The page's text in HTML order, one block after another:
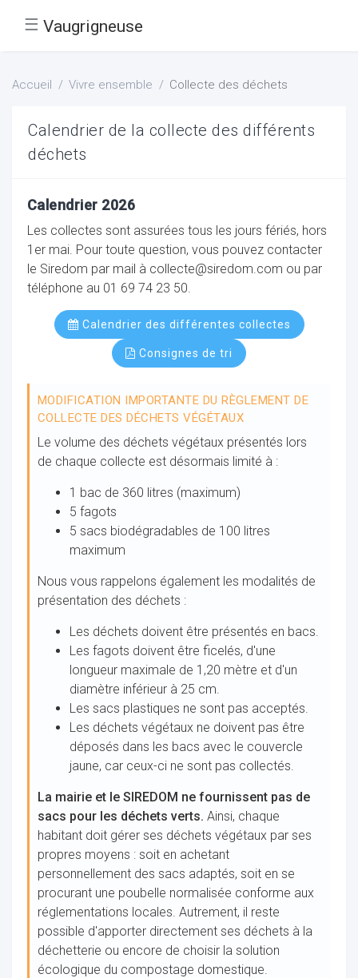
☰ Vaugrigneuse
Accueil Vivre ensemble Collecte des déchets
Calendrier de la collecte des différents
déchets
Calendrier 2026
Les collectes sont assurées tous les jours fériés, hors
1er mai. Pour toute question, vous pouvez contacter
le Siredom par mail à collecte@siredom.com ou par
téléphone au 01 69 74 23 50.
Calendrier des différentes collectes
Consignes de tri
MODIFICATION IMPORTANTE DU RÈGLEMENT DE
COLLECTE DES DÉCHETS VÉGÉTAUX
Le volume des déchets végétaux présentés lors
de chaque collecte est désormais limité à :
1 bac de 360 litres (maximum)
5 fagots
5 sacs biodégradables de 100 litres
maximum
Nous vous rappelons également les modalités de
présentation des déchets :
Les déchets doivent être présentés en bacs.
Les fagots doivent être ficelés, d'une
longueur maximale de 1,20 mètre et d'un
diamètre inférieur à 25 cm.
Les sacs plastiques ne sont pas acceptés.
Les déchets végétaux ne doivent pas être
déposés dans les bacs avec le couvercle
jaune, car ceux-ci ne sont pas collectés.
La mairie et le SIREDOM ne fournissent pas de
sacs pour les déchets verts. Ainsi, chaque
habitant doit gérer ses déchets végétaux par ses
propres moyens : soit en achetant
personnellement des sacs adaptés, soit en se
procurant une poubelle normalisée conforme aux
réglementations locales. Autrement, il reste
possible d'apporter directement ses déchets à la
déchetterie ou encore de choisir la solution
écologique du compostage domestique.